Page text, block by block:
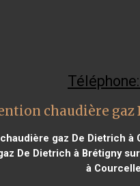
chaudière gaz
chaudière gaz De Dietrich à
De Dietrich à Brétigny sur
à